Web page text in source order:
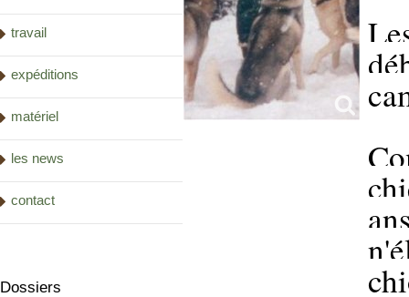
travail
expéditions
matériel
les news
contact
Dossiers